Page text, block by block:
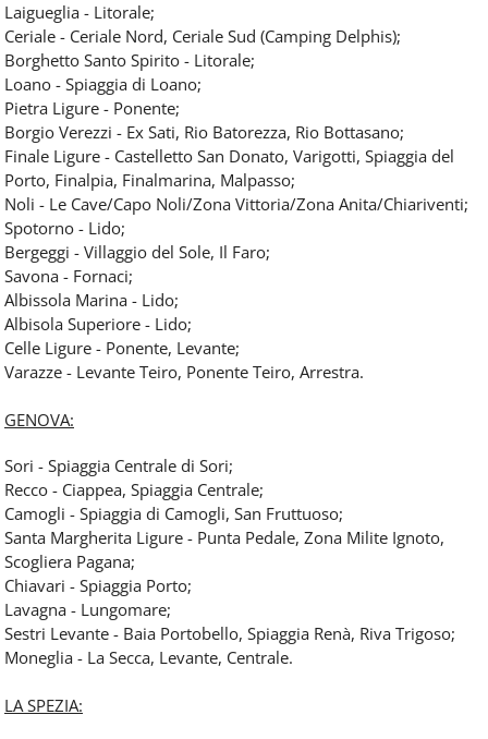
Laigueglia - Litorale;
Ceriale - Ceriale Nord, Ceriale Sud (Camping Delphis);
Borghetto Santo Spirito - Litorale;
Loano - Spiaggia di Loano;
Pietra Ligure - Ponente;
Borgio Verezzi - Ex Sati, Rio Batorezza, Rio Bottasano;
Finale Ligure - Castelletto San Donato, Varigotti, Spiaggia del
Porto, Finalpia, Finalmarina, Malpasso;
Noli - Le Cave/Capo Noli/Zona Vittoria/Zona Anita/Chiariventi;
Spotorno - Lido;
Bergeggi - Villaggio del Sole, Il Faro;
Savona - Fornaci;
Albissola Marina - Lido;
Albisola Superiore - Lido;
Celle Ligure - Ponente, Levante;
Varazze - Levante Teiro, Ponente Teiro, Arrestra.
GENOVA:
Sori - Spiaggia Centrale di Sori;
Recco - Ciappea, Spiaggia Centrale;
Camogli - Spiaggia di Camogli, San Fruttuoso;
Santa Margherita Ligure - Punta Pedale, Zona Milite Ignoto,
Scogliera Pagana;
Chiavari - Spiaggia Porto;
Lavagna - Lungomare;
Sestri Levante - Baia Portobello, Spiaggia Renà, Riva Trigoso;
Moneglia - La Secca, Levante, Centrale.
LA SPEZIA: